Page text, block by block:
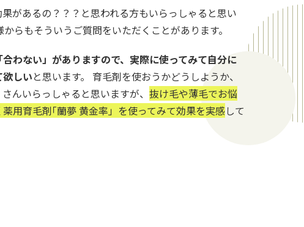
があるの？？？と思われる方もいらっしゃると思い
からもそういうご質問をいただくことがあります。
わない」がありますので、実際に使ってみて自分に
しいと思います。 育毛剤を使おうかどうしようか、
んいらっしゃると思いますが、 抜け毛や薄毛でお悩
用育毛剤｢蘭夢 黄金率」を使ってみて効果を実感して